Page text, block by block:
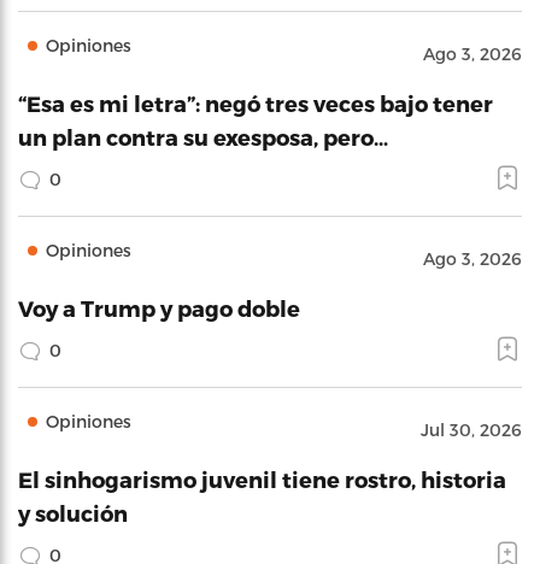
Opiniones Ago 3, 2026
“Esa es mi letra”: negó tres veces bajo tener
un plan contra su exesposa, pero…
0
Opiniones Ago 3, 2026
Voy a Trump y pago doble
0
Opiniones Jul 30, 2026
El sinhogarismo juvenil tiene rostro, historia
y solución
0